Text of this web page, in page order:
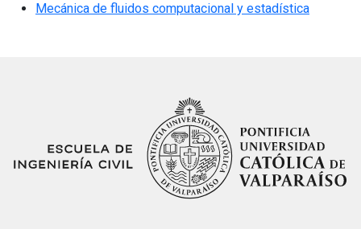
Mecánica de fluidos computacional y estadística